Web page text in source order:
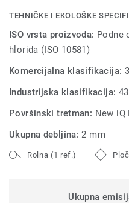
TEHNIČKE I EKOLOŠKE
ISO vrsta proizvoda: Podne
hlorida (ISO 10581)
Komercijalna klasifikacija:
Industrijska klasifikacija:
Površinski tretman: New iQ
Ukupna debljina:2 mm
Rolna (1 ref.)
Ukupna